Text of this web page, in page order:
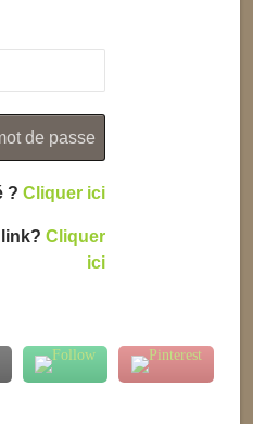
?Cliquer ici
link?Cliquer
ici